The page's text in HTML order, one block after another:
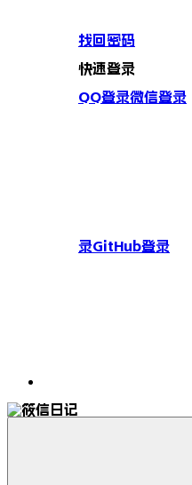
找回密码
快速登录
QQ登录微信登录
录GitHub登录